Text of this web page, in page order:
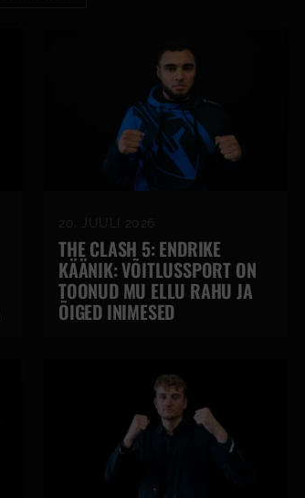
20. JUULI 2026
THE CLASH 5: ENDRIKE
KÄÄNIK: VÕITLUSSPORT ON
TOONUD MU ELLU RAHU JA
ÕIGED INIMESED